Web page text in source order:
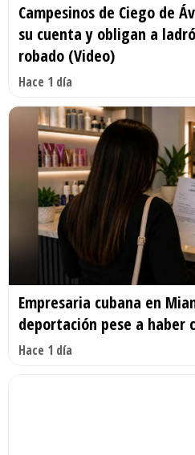
Campesinos de Ciego de
su cuenta y obligan a
robado (Video)
Hace 1 día
Empresaria cubana en
deportación pese a haber
Hace 1 día